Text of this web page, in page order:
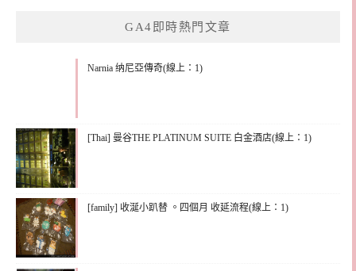
GA4即時熱門文章
Narnia 纳尼亞傳奇(線上：1)
[Thai] 曼谷THE PLATINUM SUITE 白金酒店(線上：1)
[family] 收涎小趴替 。四個月 收延流程(線上：1)